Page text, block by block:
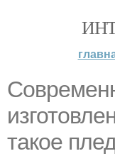
такое